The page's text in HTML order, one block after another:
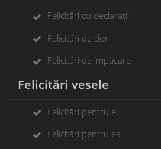
Felicitări cu declarații
Felicitări de dor
Felicitări de împăcare
Felicitări vesele
Felicitări pentru el
Felicitări pentru ea